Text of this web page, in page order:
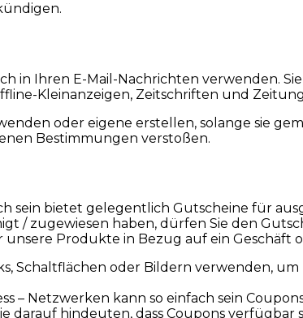
in Ihren E-Mail-Nachrichten verwenden.
Kleinanzeigen, Zeitschriften und
oder eigene erstellen, solange sie
Bestimmungen verstoßen.
sein bietet gelegentlich Gutscheine für
/ zugewiesen haben, dürfen Sie den
Produkte in Bezug auf ein Geschäft
oder Bildern verwenden, um
– Netzwerken kann so einfach sein
darauf hindeuten, dass Coupons verfügbar